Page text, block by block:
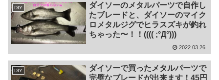
DIY
ダイソーのメタルパーツで自作し
たブレードと、ダイソーのマイク
ロメタルジグでヒラスズキが釣れ
ちゃった〜！！(((( ;°Д°)))
2022.03.26
DIY
ダイソーで買ったメタルパーツで
完璧なブレードが出来ます！45円